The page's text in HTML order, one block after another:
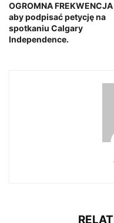
OGROMNA FREKWENCJA
aby podpisać petycję na
spotkaniu Calgary
Independence.